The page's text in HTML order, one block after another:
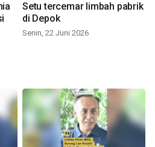
Setu tercemar limbah pabrik
di Depok
Senin, 22 Juni 2026